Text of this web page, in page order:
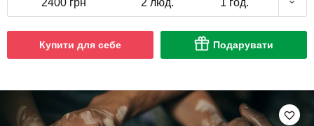
2400 грн 2 люд. 1 год.
Купити для себе Подарувати